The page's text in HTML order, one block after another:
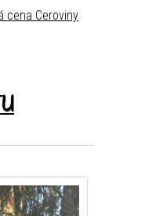
cena Ceroviny